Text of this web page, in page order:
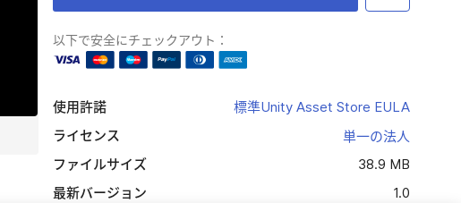
以下で安全にチェックアウト：
使用許諾
標準Unity Asset Store EULA
ライセンス
単一の法人
ファイルサイズ
38.9 MB
最新バージョン
1.0